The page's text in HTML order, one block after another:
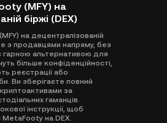
(MFY) на
біржі (DEX)
на децентралізованій
з продавцями напряму, без
гарною альтернативою для
більше конфіденційності,
реєстрації або
Ви зберігаєте повний
за
гаманців.
інструкції, щоб
MetaFooty на DEX.